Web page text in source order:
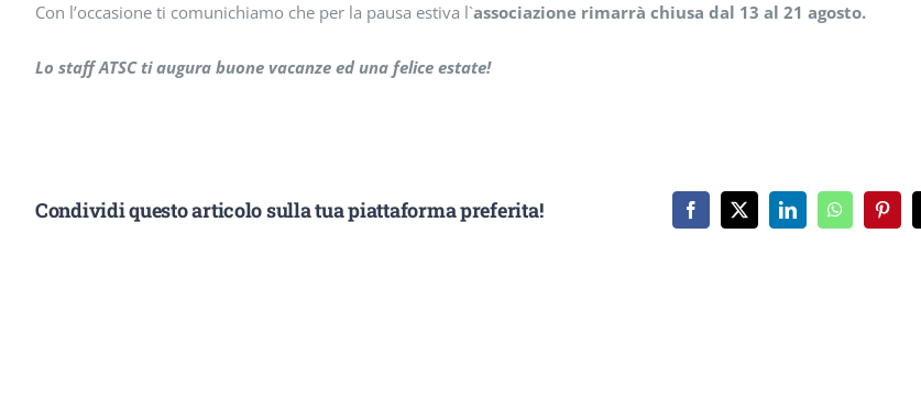
Con l’occasione ti comunichiamo che per la pausa estiva l`associazione rimarrà chiusa dal 13 al 21 agosto.
Lo staff ATSC ti augura buone vacanze ed una felice estate!
Condividi questo articolo sulla tua piattaforma preferita!